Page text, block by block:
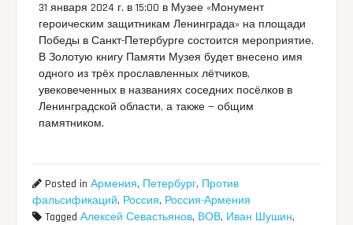
31 января 2024 г. в 15:00 в Музее «Монумент
героическим защитникам Ленинграда» на площади
Победы в Санкт-Петербурге состоится мероприятие.
В Золотую книгу Памяти Музея будет внесено имя
одного из трёх прославленных лётчиков,
увековеченных в названиях соседних посёлков в
Ленинградской области, а также — общим
памятником.
Posted inАрмения, Петербург, Против
фальсификаций, Россия, Россия-Армения
TaggedАлексей Севастьянов, ВОВ, Иван Шушин,